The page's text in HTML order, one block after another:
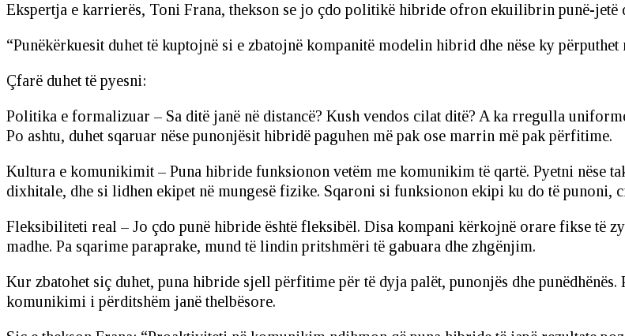
Ekspertja e karrierës, Toni Frana, thekson se jo çdo politikë hibride ofron ekuilibrin punë-jetë
“Punëkërkuesit duhet të kuptojnë si e zbatojnë kompanitë modelin hibrid dhe nëse ky
Çfarë duhet të pyesni:
Politika e formalizuar – Sa ditë janë në distancë? Kush vendos cilat ditë? A ka rregulla
Po ashtu, duhet sqaruar nëse punonjësit hibridë paguhen më pak ose marrin më pak përfitime.
Kultura e komunikimit – Puna hibride funksionon vetëm me komunikim të qartë. Pyetni nëse
dixhitale, dhe si lidhen ekipet në mungesë fizike. Sqaroni si funksionon ekipi ku do të punoni,
Fleksibiliteti real – Jo çdo punë hibride është fleksibël. Disa kompani kërkojnë orare fikse të
madhe. Pa sqarime paraprake, mund të lindin pritshmëri të gabuara dhe zhgënjim.
Kur zbatohet siç duhet, puna hibride sjell përfitime për të dyja palët, punonjës dhe
komunikimi i përditshëm janë thelbësore.